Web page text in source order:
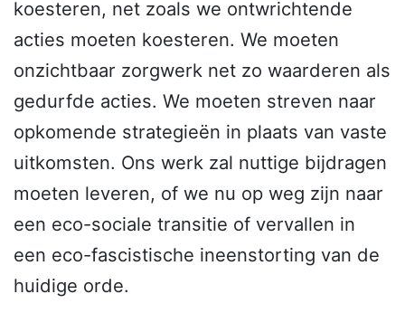
koesteren, net zoals we ontwrichtende
acties moeten koesteren. We moeten
onzichtbaar zorgwerk net zo waarderen als
gedurfde acties. We moeten streven naar
opkomende strategieën in plaats van vaste
uitkomsten. Ons werk zal nuttige bijdragen
moeten leveren, of we nu op weg zijn naar
een eco-sociale transitie of vervallen in
een eco-fascistische ineenstorting van de
huidige orde.